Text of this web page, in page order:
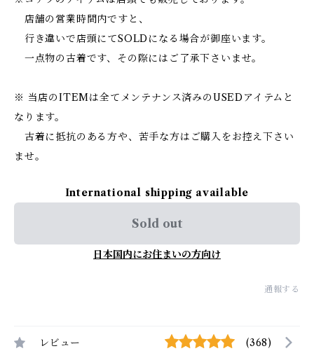
店舗の営業時間内ですと、
行き違いで店頭にてSOLDになる場合が御座います。
一点物の古着です、その際にはご了承下さいませ。
※ 当店のITEMは全てメンテナンス済みのUSEDアイテムと
なります。
古着に抵抗のある方や、苦手な方はご購入をお控え下さい
ませ。
International shipping available
Sold out
日本国内にお住まいの方向け
通報する
レビュー (368)